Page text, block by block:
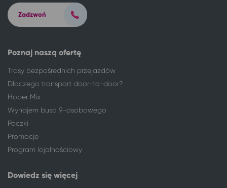
Lądek-Zdrój
Solec-Zdrój
Warszawa
Długopole-Zdrój
Warszawa
Stronie Śląskie
Warszawa
Szczytna
Warszawa
Warszawa
Duszniki-Zdrój
Warszawa
Warszawa
Warszawa
Władysławowo
Warszawa
Karpacz
Poznaj naszą ofertę
Trasy bezpośrednich przejazdów
Dlaczego transport door-to-door?
Hoper Mix
Wynajem busa 9-osobowego
Paczki
Promocje
Program lojalnościowy
Dowiedz się więcej
Zadzwoń